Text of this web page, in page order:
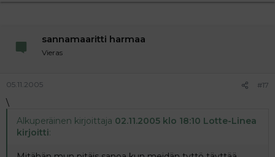
sannamaaritti harmaa
Vieras
05.11.2005 #17
\
Alkuperäinen kirjoittaja 02.11.2005 klo 18:10 Lotte-Linea
kirjoitti: